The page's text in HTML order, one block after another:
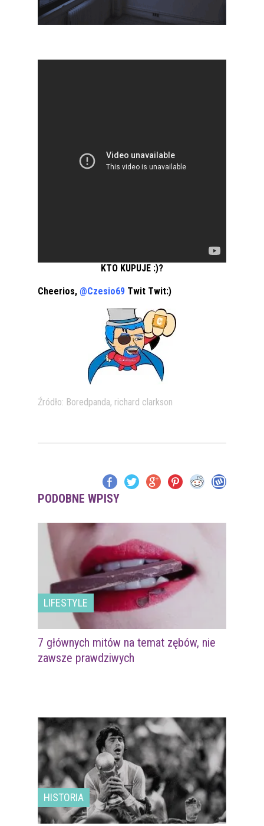
KTO KUPUJE :)?
Cheerios, @Czesio69 Twit Twit:)
Źródło: Boredpanda, richard clarkson
PODOBNE WPISY
LIFESTYLE
7 głównych mitów na temat zębów, nie
zawsze prawdziwych
HISTORIA